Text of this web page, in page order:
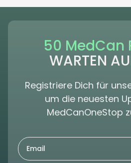
50 MedCan
WARTEN
Registriere Dich für
um die neuesten
MedCanOneStop